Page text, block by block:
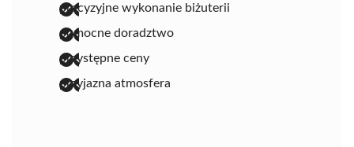
precyzyjne wykonanie biżuterii
pomocne doradztwo
przystępne ceny
przyjazna atmosfera